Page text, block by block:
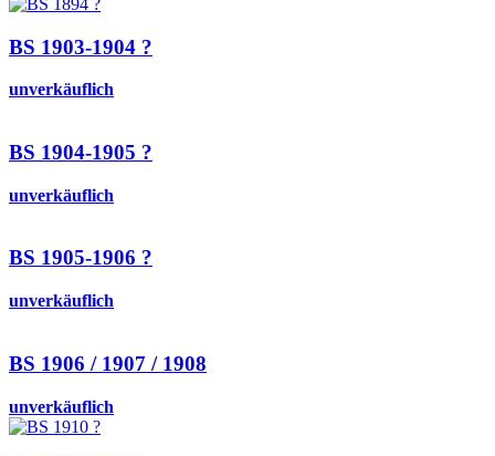
BS 1903-1904 ?
unverkäuflich
BS 1904-1905 ?
unverkäuflich
BS 1905-1906 ?
unverkäuflich
BS 1906 / 1907 / 1908
unverkäuflich